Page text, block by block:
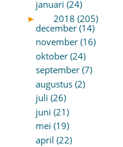
januari (24)
►
2018 (205)
december (14)
november (16)
oktober (24)
september (7)
augustus (2)
juli (26)
juni (21)
mei (19)
april (22)